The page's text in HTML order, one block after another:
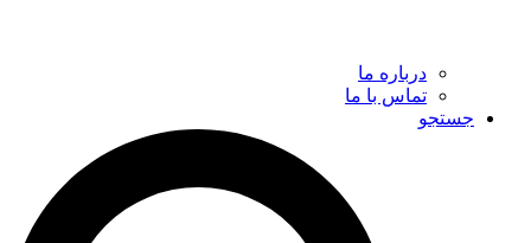
درباره ما
تماس با ما
جستجو